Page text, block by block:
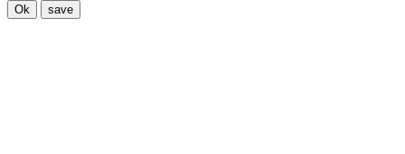
Ok save